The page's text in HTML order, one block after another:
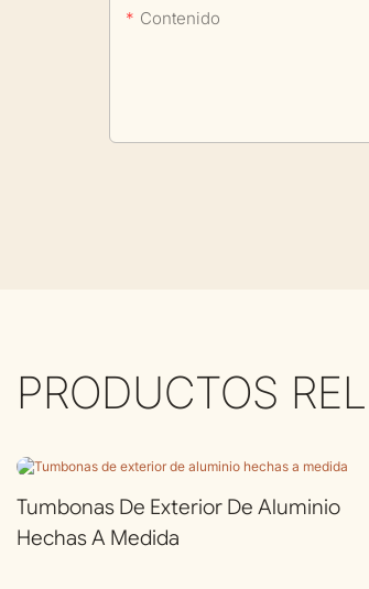
Contenido
PRODUCTOS
Tumbonas De Exterior De Aluminio
Hechas A Medida